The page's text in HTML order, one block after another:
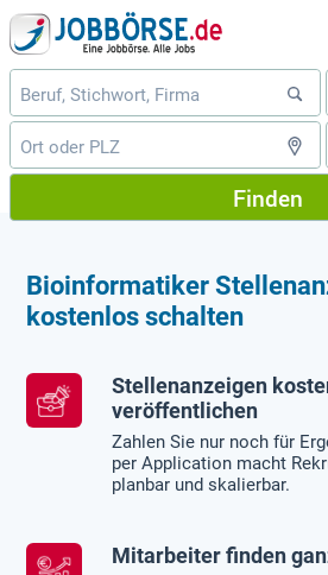
Finden
Bioinformatiker
kostenlos schalten
Stellenanzeigen
veröffentlichen
Zahlen Sie nur noch für
per Application macht
planbar und skalierbar.
Mitarbeiter finden